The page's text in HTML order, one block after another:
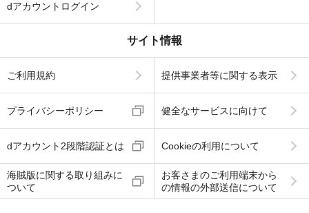
dアカウントログイン
サイト情報
ご利用規約 提供事業者等に関する表示
プライバシーポリシー 健全なサービスに向けて
dアカウント2段階認証とは Cookieの利用について
海賊版に関する取り組みに
ついて
お客さまのご利用端末から
の情報の外部送信について